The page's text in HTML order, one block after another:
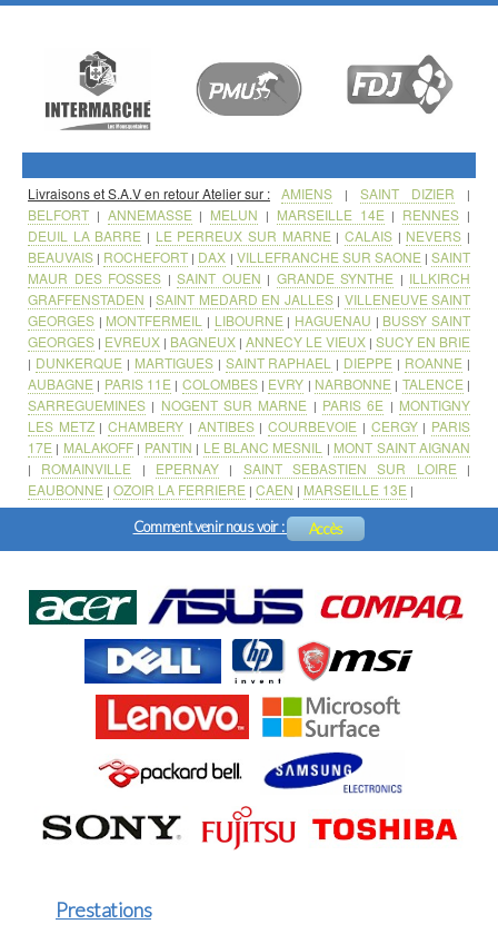
Livraisons et S.A.V en retour Atelier sur : AMIENS | SAINT DIZIER |
BELFORT | ANNEMASSE | MELUN | MARSEILLE 14E | RENNES |
DEUIL LA BARRE | LE PERREUX SUR MARNE |CALAIS | NEVERS |
BEAUVAIS | ROCHEFORT | DAX | VILLEFRANCHE SUR SAONE |SAINT
MAUR DES FOSSES | SAINT OUEN | GRANDE SYNTHE | ILLKIRCH
GRAFFENSTADEN | SAINT MEDARD EN JALLES| VILLENEUVE SAINT
GEORGES | MONTFERMEIL | LIBOURNE | HAGUENAU | BUSSY SAINT
GEORGES | EVREUX | BAGNEUX | ANNECY LE VIEUX | SUCY EN BRIE
| DUNKERQUE | MARTIGUES| SAINT RAPHAEL | DIEPPE | ROANNE |
AUBAGNE | PARIS 11E | COLOMBES| EVRY | NARBONNE | TALENCE |
SARREGUEMINES | NOGENT SUR MARNE | PARIS 6E | MONTIGNY
LES METZ|CHAMBERY | ANTIBES|COURBEVOIE | CERGY| PARIS
17E | MALAKOFF| PANTIN | LE BLANC MESNIL | MONT SAINT AIGNAN
| ROMAINVILLE | EPERNAY | SAINT SEBASTIEN SUR LOIRE |
EAUBONNE | OZOIR LA FERRIERE | CAEN | MARSEILLE 13E |
Comment venir nous voir : Accès
Prestations